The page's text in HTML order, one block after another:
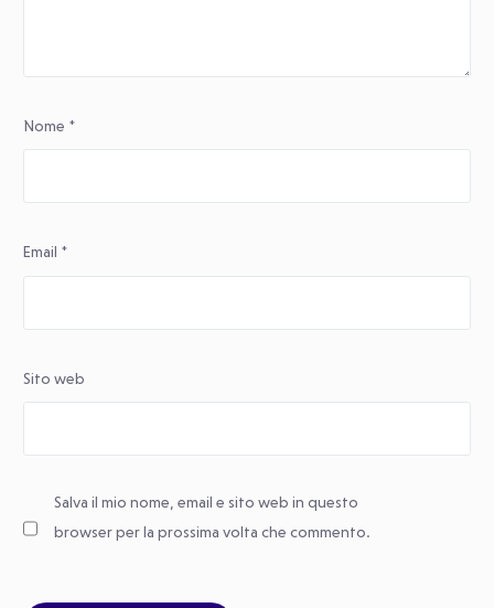
Nome *
Email *
Sito web
Salva il mio nome, email e sito web in questo
browser per la prossima volta che commento.